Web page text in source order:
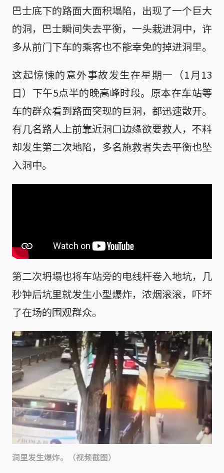
巴士底下的路面大面积塌陷，出现了一个巨大
的洞，巴士瞬间失去平衡，一头栽进洞中，许
多从前门下车的乘客也不能幸免的掉进洞里。
这起惊悚的意外事故发生在星期一（1月13
日）下午5点半的晚高峰时段。原本在车站等
车的群众看到路面突现的巨洞，都迅速散开。
有几名路人上前靠近洞口边缘欲要救人，不料
却发生第二次地陷，多名施救者失去平衡也坠
入洞中。
第二次坍塌也将车站旁的电线杆卷入地坑，几
秒钟后坑里就发生小型爆炸，浓烟滚滚，吓坏
了在场的围观群众。
洞里发生爆炸。（视频截图）